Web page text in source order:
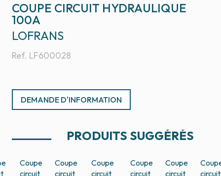
COUPE CIRCUIT HYDRAULIQUE
100A
Ref. LF600028
LOFRANS
DEMANDE D'INFORMATION
PRODUITS SUGGÉRÉS
Coupe
circuit
Coupe
circuit
Coupe
circuit
Coupe
circuit
Coupe
circuit
circuit